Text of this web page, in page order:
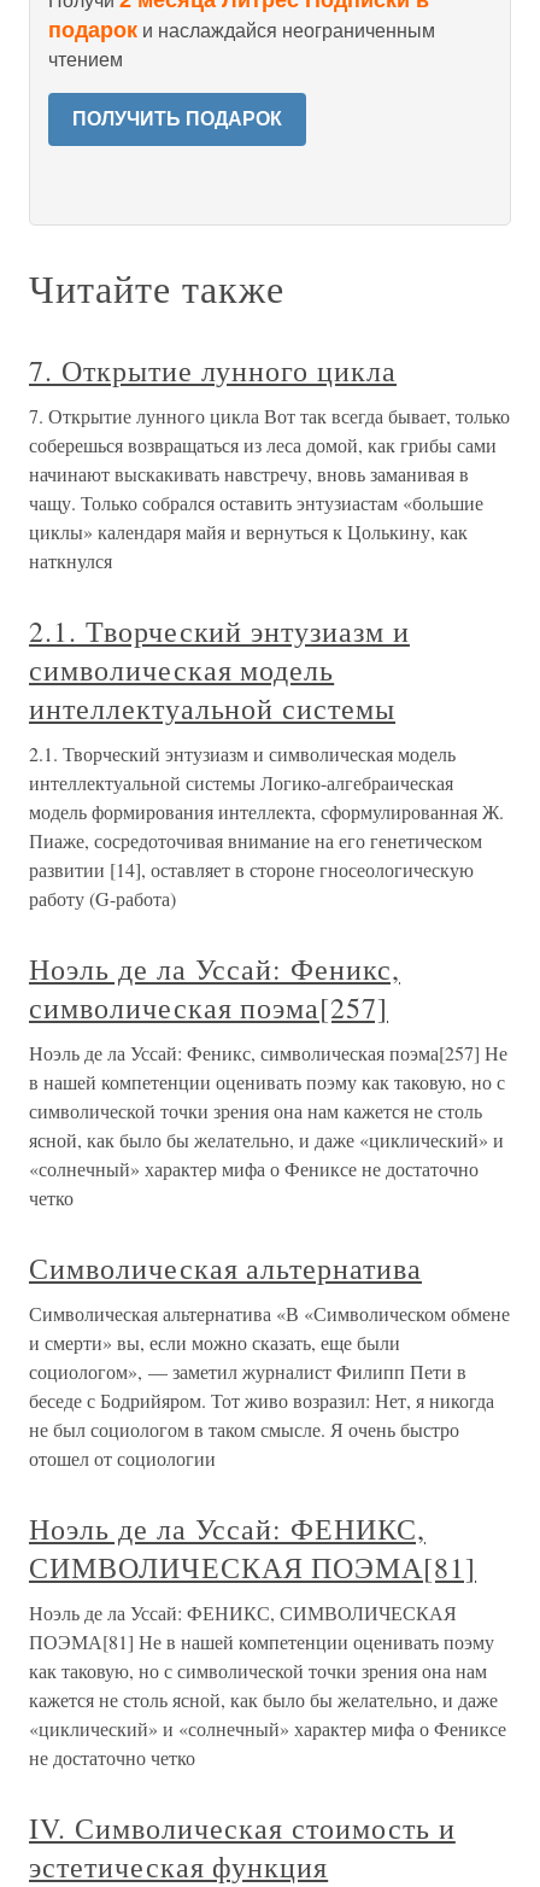
подарок и наслаждайся неограниченным
чтением
ПОЛУЧИТЬ ПОДАРОК
Читайте также
7. Открытие лунного цикла
7. Открытие лунного цикла Вот так всегда бывает, только
соберешься возвращаться из леса домой, как грибы сами
начинают выскакивать навстречу, вновь заманивая в
чащу. Только собрался оставить энтузиастам «большие
циклы» календаря майя и вернуться к Цолькину, как
наткнулся
2.1. Творческий энтузиазм и
символическая модель
интеллектуальной системы
2.1. Творческий энтузиазм и символическая модель
интеллектуальной системы Логико-алгебраическая
модель формирования интеллекта, сформулированная Ж.
Пиаже, сосредоточивая внимание на его генетическом
развитии [14], оставляет в стороне гносеологическую
работу (G-работа)
Ноэль де ла Уссай: Феникс,
символическая поэма[257]
Ноэль де ла Уссай: Феникс, символическая поэма[257] Не
в нашей компетенции оценивать поэму как таковую, но с
символической точки зрения она нам кажется не столь
ясной, как было бы желательно, и даже «циклический» и
«солнечный» характер мифа о Фениксе не достаточно
четко
Символическая альтернатива
Символическая альтернатива «В «Символическом обмене
и смерти» вы, если можно сказать, еще были
социологом», — заметил журналист Филипп Пети в
беседе с Бодрийяром. Тот живо возразил: Нет, я никогда
не был социологом в таком смысле. Я очень быстро
отошел от социологии
Ноэль де ла Уссай: ФЕНИКС,
СИМВОЛИЧЕСКАЯ ПОЭМА[81]
Ноэль де ла Уссай: ФЕНИКС, СИМВОЛИЧЕСКАЯ
ПОЭМА[81] Не в нашей компетенции оценивать поэму
как таковую, но с символической точки зрения она нам
кажется не столь ясной, как было бы желательно, и даже
«циклический» и «солнечный» характер мифа о Фениксе
не достаточно четко
IV. Символическая стоимость и
эстетическая функция